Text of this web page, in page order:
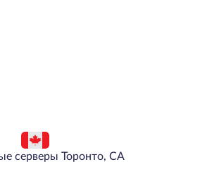
серверы Торонто, CA